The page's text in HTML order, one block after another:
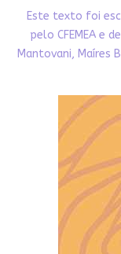
Este texto foi
pelo CFEMEA e
Mantovani, Maíres